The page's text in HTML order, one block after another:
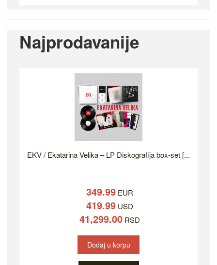
Najprodavanije
EKV / Ekatarina Velika – LP Diskografija box-set [...
349.99 EUR
419.99 USD
41,299.00 RSD
Dodaj u korpu